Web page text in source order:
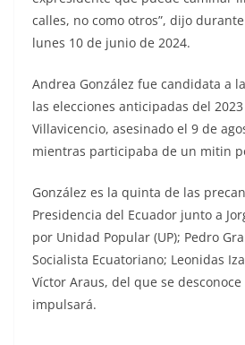
calles, no como otros”, dijo
lunes 10 de junio de 2024.
Andrea González fue candidata a
las elecciones anticipadas del
Villavicencio, asesinado el 9 de
mientras participaba de un mitin
González es la quinta de las
Presidencia del Ecuador junto a
por Unidad Popular (UP); Pedro
Socialista Ecuatoriano; Leonidas
Víctor Araus, del que se
impulsará.